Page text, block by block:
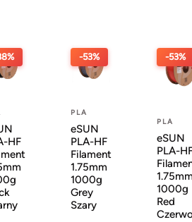
HF
-53%
PLA
eSUN
PLA-HF
Filament
1.75mm
1000g
Grey
Szary
-53%
PLA
eSUN
PLA-
1000g
Red